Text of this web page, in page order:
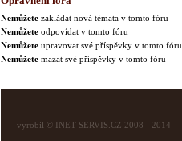
Nemůžete zakládat nová témata v tomto fóru
Nemůžete odpovídat v tomto fóru
Nemůžete upravovat své příspěvky v tomto fóru
Nemůžete mazat své příspěvky v tomto fóru
vyrobil © INET-SERVIS.CZ 2008 - 2014